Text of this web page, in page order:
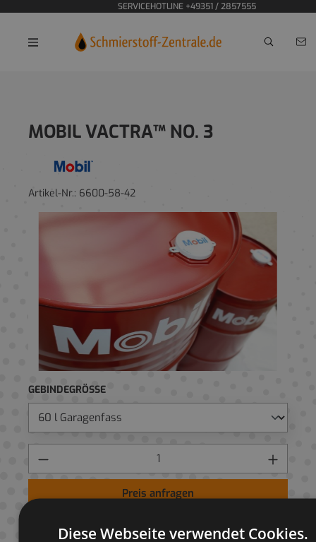
SERVICEHOTLINE +49351 / 2857555
MOBIL VACTRA™ NO. 3
Artikel-Nr.: 6600-58-42
GEBINDEGRÖSSE
Preis anfragen
AUF ANFRAGELISTE
Diese Webseite verwendet Cookies.